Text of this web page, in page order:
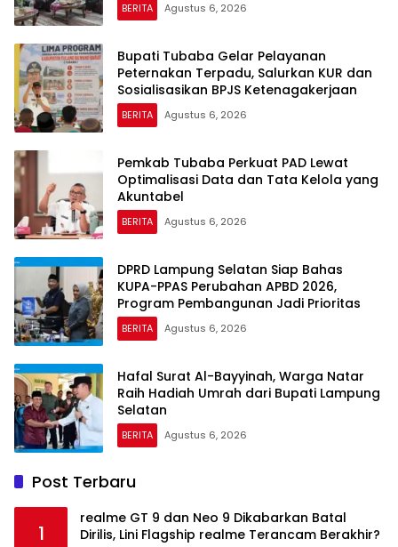
BERITA Agustus 6, 2026
Bupati Tubaba Gelar Pelayanan
Peternakan Terpadu, Salurkan KUR dan
Sosialisasikan BPJS Ketenagakerjaan
BERITA Agustus 6, 2026
Pemkab Tubaba Perkuat PAD Lewat
Optimalisasi Data dan Tata Kelola yang
Akuntabel
BERITA Agustus 6, 2026
DPRD Lampung Selatan Siap Bahas
KUPA-PPAS Perubahan APBD 2026,
Program Pembangunan Jadi Prioritas
BERITA Agustus 6, 2026
Hafal Surat Al-Bayyinah, Warga Natar
Raih Hadiah Umrah dari Bupati Lampung
Selatan
BERITA Agustus 6, 2026
Post Terbaru
1
realme GT 9 dan Neo 9 Dikabarkan Batal
Dirilis, Lini Flagship realme Terancam Berakhir?